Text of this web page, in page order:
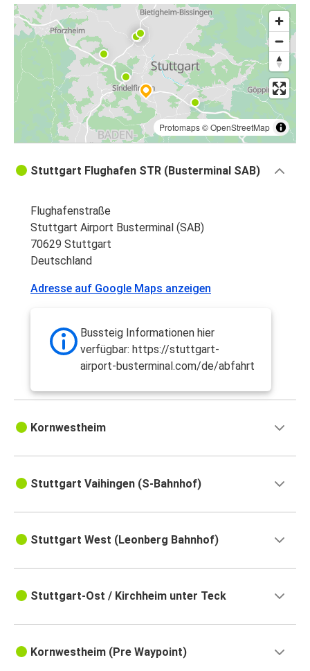
Protomaps©OpenStreetMap
Stuttgart Flughafen STR (Busterminal SAB)
Flughafenstraße
Stuttgart Airport Busterminal (SAB)
70629 Stuttgart
Deutschland
Adresse auf Google Maps anzeigen
Bussteig Informationen hier
verfügbar: https://stuttgart-
airport-busterminal.com/de/abfahrt
Kornwestheim
Stuttgart Vaihingen (S-Bahnhof)
Stuttgart West (Leonberg Bahnhof)
Stuttgart-Ost / Kirchheim unter Teck
Kornwestheim (Pre Waypoint)